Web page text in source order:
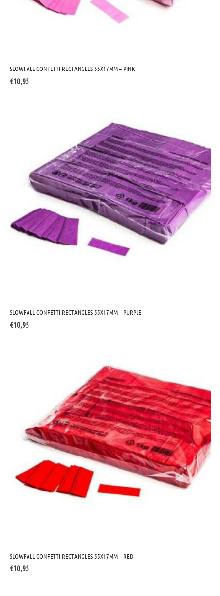
SLOWFALL CONFETTI RECTANGLES 55X17MM – PINK
€10,95
SLOWFALL CONFETTI RECTANGLES 55X17MM – PURPLE
€10,95
SLOWFALL CONFETTI RECTANGLES 55X17MM – RED
€10,95